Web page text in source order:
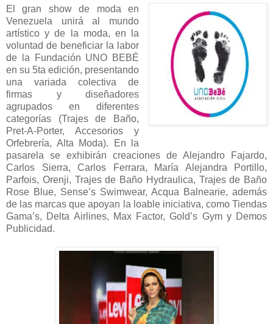
El gran show de moda en
Venezuela unirá al mundo
artístico y de la moda, en la
voluntad de beneficiar la labor
de la Fundación UNO BEBÉ
en su 5ta edición, presentando
una variada colectiva de
firmas y diseñadores
agrupados en diferentes
categorías (Trajes de Baño,
Pret-A-Porter, Accesorios y
Orfebrería, Alta Moda). En la
pasarela se exhibirán creaciones de Alejandro Fajardo,
Carlos Sierra, Carlos Ferrara, María Alejandra Portillo,
Parfois, Orenji, Trajes de Baño Hydraulica, Trajes de Baño
Rose Blue, Sense’s Swimwear, Acqua Balnearie, además
de las marcas que apoyan la loable iniciativa, como Tiendas
Gama’s, Delta Airlines, Max Factor, Gold’s Gym y Demos
Publicidad.